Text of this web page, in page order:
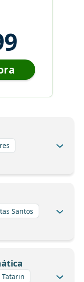
Santos
Tatarin